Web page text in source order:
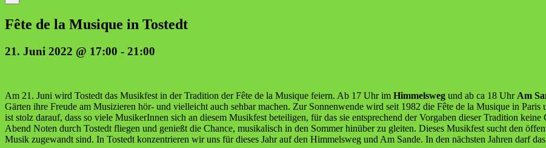
Fête de la Musi­que in Tostedt
21. Juni 2022 @ 17:00 - 21:00
Am 21. Juni wird Tostedt das Musik­fest in der Tra­di­ti­on der Fête de la Musi­que fei­ern. Ab 17 Uhr im Him­mels­weg und ab ca 18 Uhr Am
Gär­ten ihre Freu­de am Musi­zie­ren hör- und viel­leicht auch seh­bar machen. Zur Son­nen­wen­de wird seit 1982 die Fête de la Musi­que in
ist stolz dar­auf, dass so vie­le Musi­ke­rIn­nen sich an die­sem Musik­fest betei­li­gen, für das sie ent­spre­chend der Vor­ga­ben die­ser Tra­di­ti­on
Abend Noten durch Tostedt flie­gen und genießt die Chan­ce, musi­ka­lisch in den Som­mer hin­über zu glei­ten. Die­ses Musik­fest sucht den
Musik zuge­wandt sind. In Tostedt kon­zen­trie­ren wir uns für die­ses Jahr auf den Him­mels­weg und Am San­de. In den nächs­ten Jah­ren darf